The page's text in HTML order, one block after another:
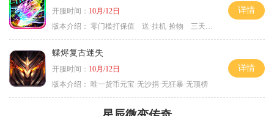
开服时间： 10月/12日
版本介绍： 零门槛打保值 送·挂机·捡物 三天合区＞
详情
蝶烬复古迷失
开服时间： 10月/12日
版本介绍： 唯一货币元宝·无沙捐·无狂暴·无顶榜
详情